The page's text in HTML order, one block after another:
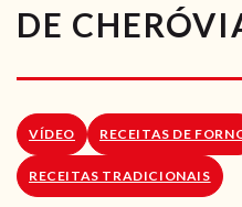
DE
VÍDEO RECEITAS DE
RECEITAS TRADICIONAIS